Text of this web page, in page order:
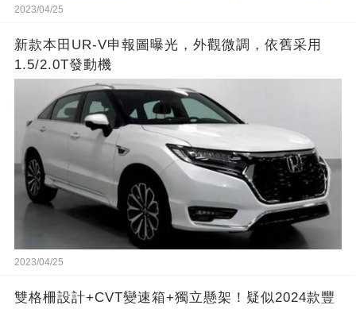
2023/04/25
新款本田UR-V申報圖曝光，外觀微調，依舊采用
1.5/2.0T發動機
2023/04/25
雙格柵設計+CVT變速箱+獨立懸架！疑似2024款豐